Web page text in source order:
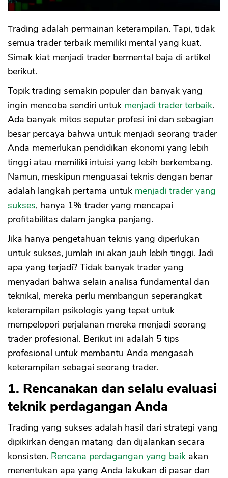
Trading adalah permainan keterampilan. Tapi, tidak
semua trader terbaik memiliki mental yang kuat.
Simak kiat menjadi trader bermental baja di artikel
berikut.
Topik trading semakin populer dan banyak yang
ingin mencoba sendiri untuk menjadi trader terbaik.
Ada banyak mitos seputar profesi ini dan sebagian
besar percaya bahwa untuk menjadi seorang trader
Anda memerlukan pendidikan ekonomi yang lebih
tinggi atau memiliki intuisi yang lebih berkembang.
Namun, meskipun menguasai teknis dengan benar
adalah langkah pertama untuk menjadi trader yang
sukses, hanya 1% trader yang mencapai
profitabilitas dalam jangka panjang.
Jika hanya pengetahuan teknis yang diperlukan
untuk sukses, jumlah ini akan jauh lebih tinggi. Jadi
apa yang terjadi? Tidak banyak trader yang
menyadari bahwa selain analisa fundamental dan
teknikal, mereka perlu membangun seperangkat
keterampilan psikologis yang tepat untuk
mempelopori perjalanan mereka menjadi seorang
trader profesional. Berikut ini adalah 5 tips
profesional untuk membantu Anda mengasah
keterampilan sebagai seorang trader.
1. Rencanakan dan selalu evaluasi
teknik perdagangan Anda
Trading yang sukses adalah hasil dari strategi yang
dipikirkan dengan matang dan dijalankan secara
konsisten. Rencana perdagangan yang baik akan
menentukan apa yang Anda lakukan di pasar dan